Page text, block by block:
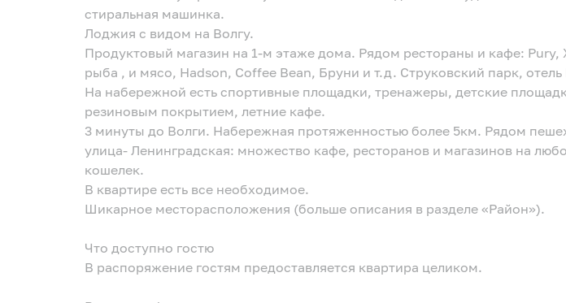
стиральная машинка.
Лоджия с видом на Волгу.
Продуктовый магазин на 1-м этаже дома. Рядом рестораны и кафе: Pury,
рыба , и мясо, Hadson, Coffee Bean, Бруни и т.д. Струковский парк,
На набережной есть спортивные площадки, тренажеры, детские
резиновым покрытием, летние кафе.
3 минуты до Волги. Набережная протяженностью более 5км. Рядом
улица- Ленинградская: множество кафе, ресторанов и магазинов на
кошелек.
В квартире есть все необходимое.
Шикарное месторасположения (больше описания в разделе «Район»).
Что доступно гостю
В распоряжение гостям предоставляется квартира целиком.